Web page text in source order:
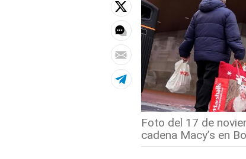
Foto del 17 de
cadena Macy’s en